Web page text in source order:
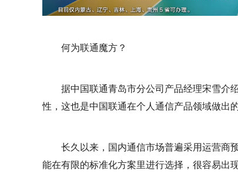
何为联通魔方？
据中国联通青岛市分公司产品经理宋雪介
性，这也是中国联通在个人通信产品领域做出
长久以来，国内通信市场普遍采用运营商
能在有限的标准化方案里进行选择，很容易出